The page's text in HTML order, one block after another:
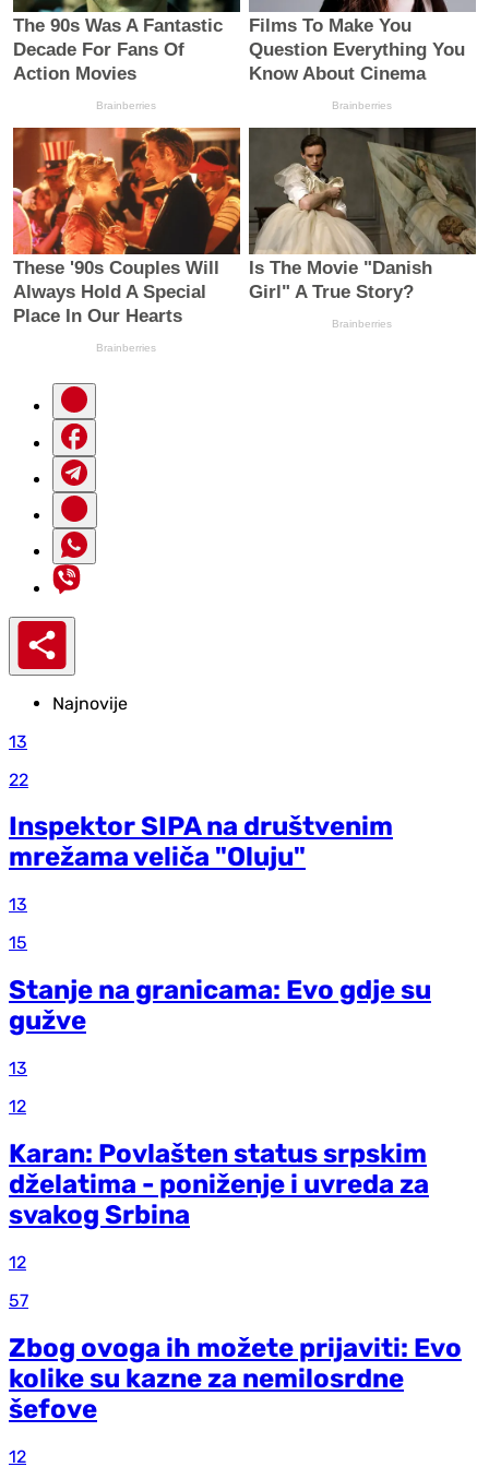
Najnovije
13
22
Inspektor SIPA na društvenim
mrežama veliča "Oluju"
13
15
Stanje na granicama: Evo gdje su
gužve
13
12
Karan: Povlašten status srpskim
dželatima - poniženje i uvreda za
svakog Srbina
12
57
Zbog ovoga ih možete prijaviti: Evo
kolike su kazne za nemilosrdne
šefove
12